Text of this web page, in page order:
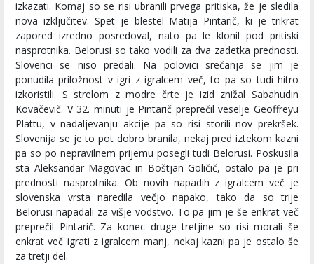
izkazati. Komaj so se risi ubranili prvega pritiska, že je sledila
nova izključitev. Spet je blestel Matija Pintarič, ki je trikrat
zapored izredno posredoval, nato pa le klonil pod pritiski
nasprotnika. Belorusi so tako vodili za dva zadetka prednosti.
Slovenci se niso predali. Na polovici srečanja se jim je
ponudila priložnost v igri z igralcem več, to pa so tudi hitro
izkoristili. S strelom z modre črte je izid znižal Sabahudin
Kovačevič. V 32. minuti je Pintarič preprečil veselje Geoffreyu
Plattu, v nadaljevanju akcije pa so risi storili nov prekršek.
Slovenija se je to pot dobro branila, nekaj pred iztekom kazni
pa so po nepravilnem prijemu posegli tudi Belorusi. Poskusila
sta Aleksandar Magovac in Boštjan Goličič, ostalo pa je pri
prednosti nasprotnika. Ob novih napadih z igralcem več je
slovenska vrsta naredila večjo napako, tako da so trije
Belorusi napadali za višje vodstvo. To pa jim je še enkrat več
preprečil Pintarič. Za konec druge tretjine so risi morali še
enkrat več igrati z igralcem manj, nekaj kazni pa je ostalo še
za tretji del.